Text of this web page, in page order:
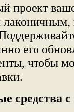
проект
его
чтобы
средства